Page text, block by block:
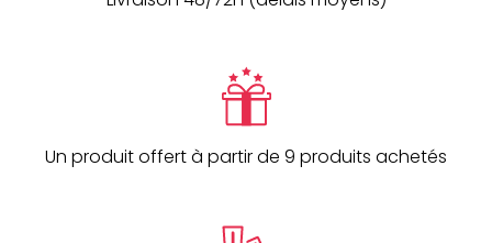
Un produit offert à partir de 9 produits achetés